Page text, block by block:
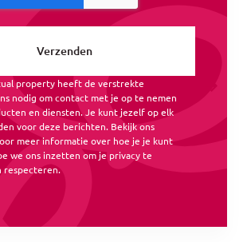
property heeft de verstrekte
nodig om contact met je op te nemen
en diensten. Je kunt jezelf op elk
voor deze berichten. Bekijk ons
meer informatie over hoe je je kunt
we ons inzetten om je privacy te
respecteren.